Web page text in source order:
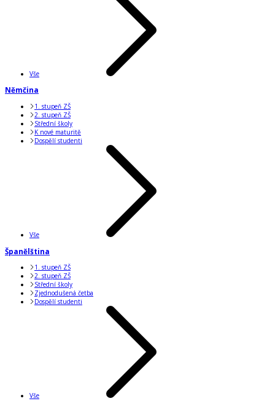
Vše
Němčina
1. stupeň ZŠ
2. stupeň ZŠ
Střední školy
K nové maturitě
Dospělí studenti
Vše
Španělština
1. stupeň ZŠ
2. stupeň ZŠ
Střední školy
Zjednodušená četba
Dospělí studenti
Vše